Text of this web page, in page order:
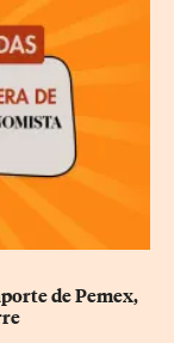
de Pemex,